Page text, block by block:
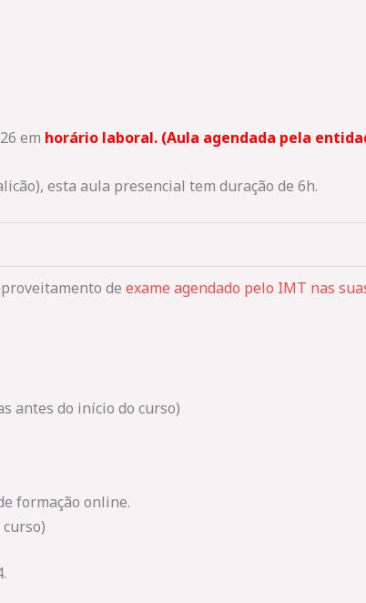
em horário laboral. (Aula agendada pela
esta aula presencial tem duração de 6h.
de exame agendado pelo IMT nas
antes do início do curso)
formação online.